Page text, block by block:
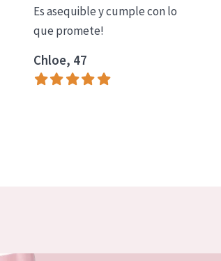
Es asequible y cumple con lo
que promete!
Chloe, 47